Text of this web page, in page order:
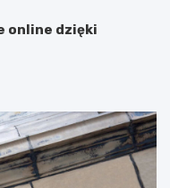
online dzięki